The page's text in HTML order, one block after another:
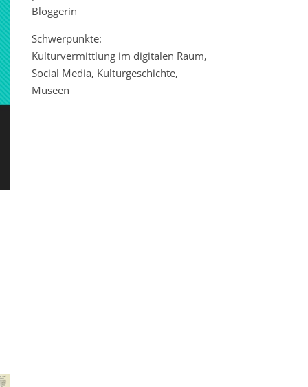
Bloggerin
Schwerpunkte:
Kulturvermittlung im digitalen Raum,
Social Media, Kulturgeschichte,
Museen